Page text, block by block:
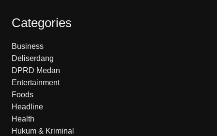
Categories
Business
Deliserdang
DPRD Medan
Entertainment
Foods
Headline
Health
Hukum & Kriminal